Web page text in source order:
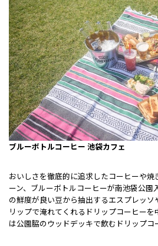
ブルーボトルコーヒー 池袋カフェ
おいしさを徹底的に追求したコーヒーや
ーン、ブルーボトルコーヒーが南池袋公園
の鮮度が良い豆から抽出するエスプレッ
リップで淹れてくれるドリップコーヒー
は公園脇のウッドデッキで飲むドリップコ